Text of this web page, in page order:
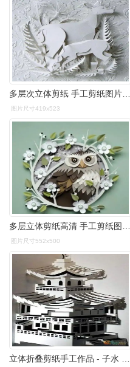
多层次立体剪纸 手工剪纸图片大全简单-普车都
图片尺寸419x523
图片尺寸552x500